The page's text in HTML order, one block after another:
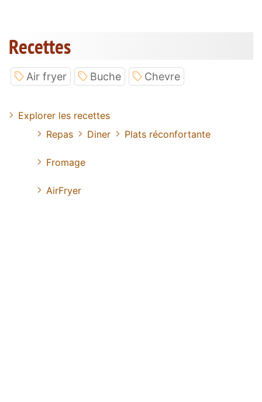
Recettes
Air fryer Buche Chevre
Explorer les recettes
Repas
Diner Plats réconfortante
Fromage
AirFryer